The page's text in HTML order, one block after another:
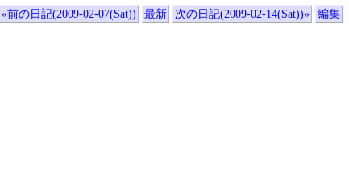
«前の日記(2009-02-07(Sat)) 最新 次の日記(2009-02-14(Sat))» 編集